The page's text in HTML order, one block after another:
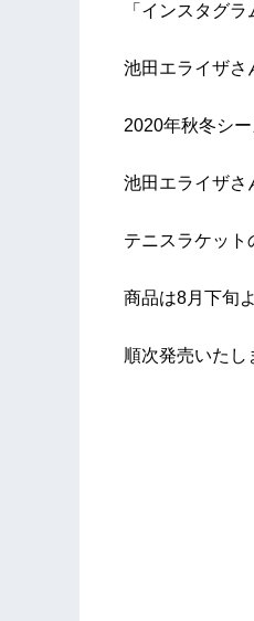
「インスタグ
池田エライザさ
2020年秋冬シ
池田エライザさ
テニスラケット
商品は8月下旬
順次発売いたし